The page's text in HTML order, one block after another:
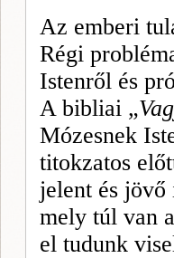
Az emberi
Régi
Istenről és
A bibliai „
Mózesnek
titokzatos
jelent és
mely túl van
el tudunk